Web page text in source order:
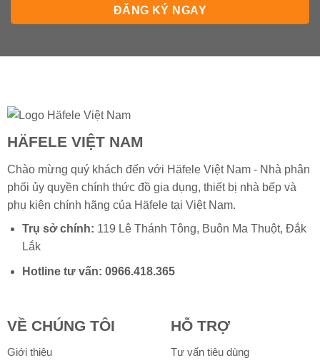
HÄFELE VIỆT NAM
Chào mừng quý khách đến với Häfele Việt Nam - Nhà phân
phối ủy quyền chính thức đồ gia dụng, thiết bị nhà bếp và
phụ kiện chính hãng của Häfeletại Việt Nam.
Trụ sở chính: 119 Lê Thánh Tông, Buôn Ma Thuột, Đắk
Lắk
Hotline tư vấn: 0966.418.365
VỀ CHÚNG TÔI
Giới thiệu
HỖ TRỢ
Tư vấn tiêu dùng